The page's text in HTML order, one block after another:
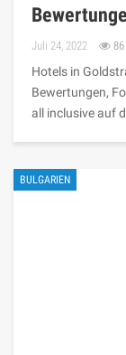
Juli 24, 2022 86
Hotels in
Bewertungen,
all inclusive auf
BULGARIEN